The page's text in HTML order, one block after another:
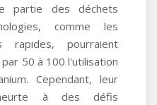
partie des déchets
comme les
rapides, pourraient
50 à 100 l'utilisation
Cependant, leur
à des défis